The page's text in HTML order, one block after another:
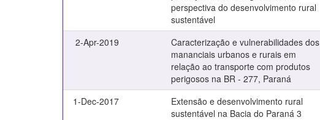
perspectiva do desenvolvimento rural
sustentável
2-Apr-2019
Caracterização e vulnerabilidades dos
mananciais urbanos e rurais em
relação ao transporte com produtos
perigosos na BR - 277, Paraná
1-Dec-2017
Extensão e desenvolvimento rural
sustentável na Bacia do Paraná 3